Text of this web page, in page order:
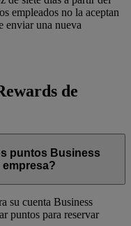
empleados no la aceptan
enviar una nueva
de
puntos Business
empresa?
su cuenta Business
puntos para reservar